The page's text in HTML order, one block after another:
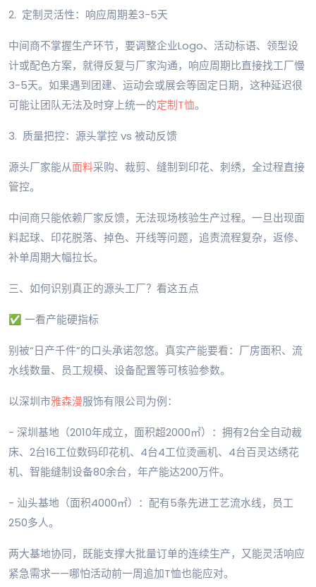
2. 定制灵活性：响应周期差3-5天
中间商不掌握生产环节，要调整企业Logo、活动标语、领型设
计或配色方案，就得反复与厂家沟通，响应周期比直接找工厂慢
3-5天。如果遇到团建、运动会或展会等固定日期，这种延迟很
可能让团队无法及时穿上统一的定制T恤。
3. 质量把控：源头掌控 vs 被动反馈
源头厂家能从面料采购、裁剪、缝制到印花、刺绣，全过程直接
管控。
中间商只能依赖厂家反馈，无法现场核验生产过程。一旦出现面
料起球、印花脱落、掉色、开线等问题，追责流程复杂，返修、
补单周期大幅拉长。
三、如何识别真正的源头工厂？看这五点
✅ 一看产能硬指标
别被“日产千件”的口头承诺忽悠。真实产能要看：厂房面积、流
水线数量、员工规模、设备配置等可核验参数。
以深圳市雅森漫服饰有限公司为例：
- 深圳基地（2010年成立，面积超2000㎡）：拥有2台全自动裁
床、2台16工位数码印花机、4台4工位烫画机、4台百灵达绣花
机、智能缝制设备80余台，年产能达200万件。
- 汕头基地（面积4000㎡）：配有5条先进工艺流水线，员工
250多人。
两大基地协同，既能支撑大批量订单的连续生产，又能灵活响应
紧急需求——哪怕活动前一周追加T恤也能应对。